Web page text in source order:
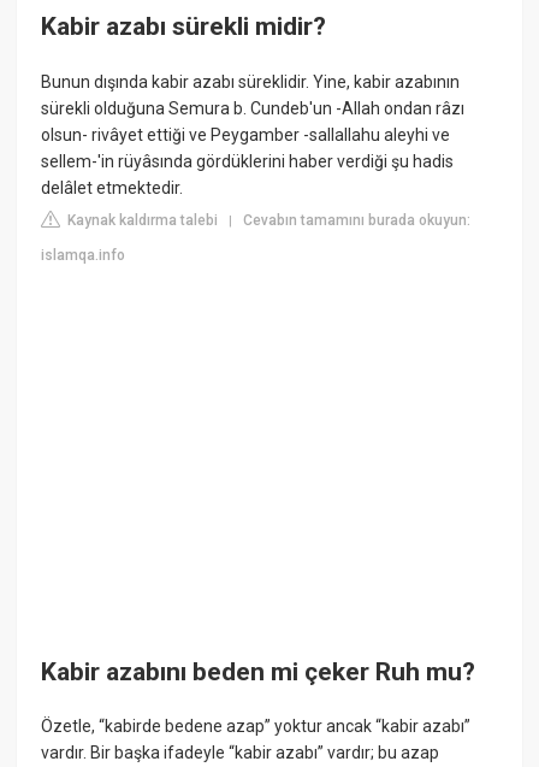
Kabir azabı sürekli midir?
Bunun dışında kabir azabı süreklidir. Yine, kabir azabının
sürekli olduğuna Semura b. Cundeb'un -Allah ondan râzı
olsun- rivâyet ettiği ve Peygamber -sallallahu aleyhi ve
sellem-'in rüyâsında gördüklerini haber verdiği şu hadis
delâlet etmektedir.
Kaynak kaldırma talebi |Cevabın tamamını burada okuyun:
islamqa.info
Kabir azabını beden mi çeker Ruh mu?
Özetle, “kabirde bedene azap” yoktur ancak “kabir azabı”
vardır. Bir başka ifadeyle “kabir azabı” vardır; bu azap